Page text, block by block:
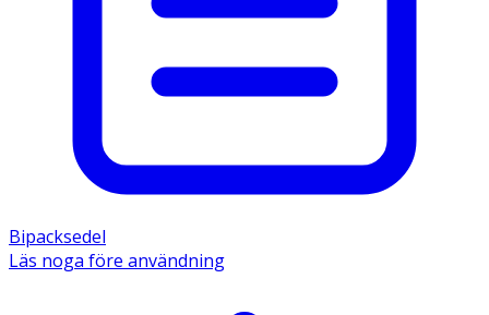
Bipacksedel
Läs noga före användning